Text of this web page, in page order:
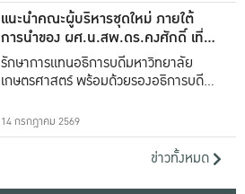
แนะนำคณะผู้บริหารชุดใหม่ ภายใต้
การนำของ ผศ.น.สพ.ดร.คงศักดิ์ เที่ยง
ธรรม
รักษาการแทนอธิการบดีมหาวิทยาลัย
เกษตรศาสตร์ พร้อมด้วยรองอธิการบดีทั้ง
14 กรกฎาคม 2569
ข่าวทั้งหมด